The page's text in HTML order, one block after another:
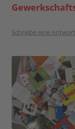
Schreibe eine Antwort